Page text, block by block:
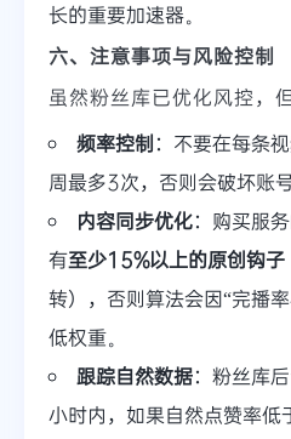
长的重要加速器。
六、注意事项与风险控制
虽然粉丝库已优化风控，
频率控制：不要在每条
周最多3次，否则会破坏账号
内容同步优化：购买服
有至少15%以上的原创钩子
转），否则算法会因“完播
低权重。
跟踪自然数据：粉丝库
小时内，如果自然点赞率低